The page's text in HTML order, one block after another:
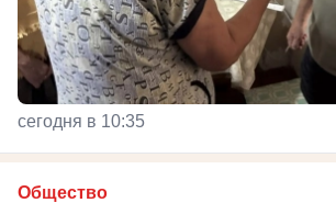
сегодня в 10:35
Общество